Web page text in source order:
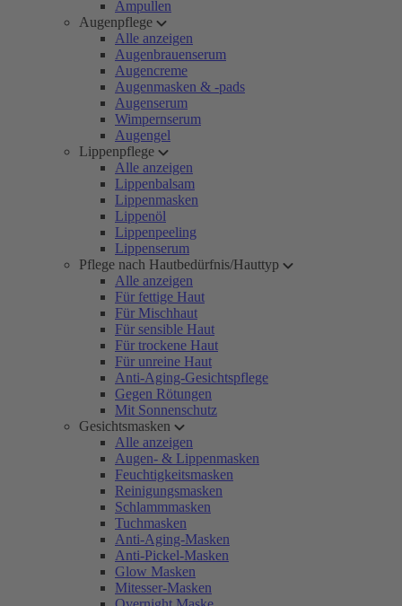
Ampullen
Augenpflege
Alle anzeigen
Augenbrauenserum
Augencreme
Augenmasken & -pads
Augenserum
Wimpernserum
Augengel
Lippenpflege
Alle anzeigen
Lippenbalsam
Lippenmasken
Lippenöl
Lippenpeeling
Lippenserum
Pflege nach Hautbedürfnis/Hauttyp
Alle anzeigen
Für fettige Haut
Für Mischhaut
Für sensible Haut
Für trockene Haut
Für unreine Haut
Anti-Aging-Gesichtspflege
Gegen Rötungen
Mit Sonnenschutz
Gesichtsmasken
Alle anzeigen
Augen- & Lippenmasken
Feuchtigkeitsmasken
Reinigungsmasken
Schlammmasken
Tuchmasken
Anti-Aging-Masken
Anti-Pickel-Masken
Glow Masken
Mitesser-Masken